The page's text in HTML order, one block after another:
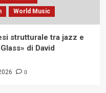
World Music
strutturale tra jazz e
di David
0